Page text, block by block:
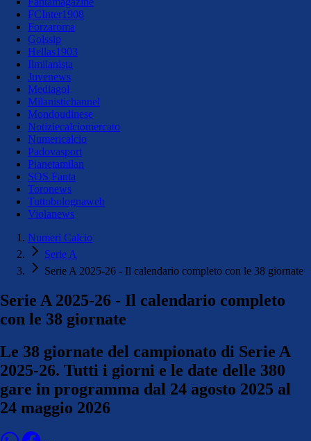
FCInter1908
Forzaroma
Golssip
Hellas1903
Ilmilanista
Juvenews
Mediagol
Milanistichannel
Mondoudinese
Notiziecalciomercato
Numericalcio
Padovasport
Pianetamilan
SOS Fanta
Toronews
Tuttobolognaweb
Violanews
Numeri Calcio
Serie A
Serie A 2025-26 - Il calendario completo con le 38 giornate
Serie A 2025-26 - Il calendario completo
con le 38 giornate
Le 38 giornate del campionato di Serie A
2025-26. Tutti i giorni e le date delle 380
gare in programma dal 24 agosto 2025 al
24 maggio 2026